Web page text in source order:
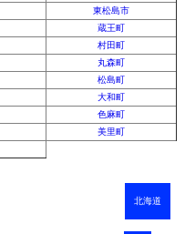
東松島市
蔵王町
村田町
丸森町
松島町
大和町
色麻町
美里町
北海道